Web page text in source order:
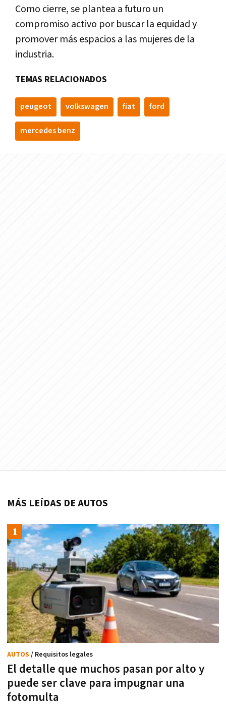
Como cierre, se plantea a futuro un
compromiso activo por buscar la equidad y
promover más espacios a las mujeres de la
industria.
TEMAS RELACIONADOS
peugeot volkswagen fiat ford
mercedes benz
MÁS LEÍDAS DE AUTOS
El detalle que muchos pasan por alto y
puede ser clave para impugnar una
fotomulta
AUTOS / Requisitos legales